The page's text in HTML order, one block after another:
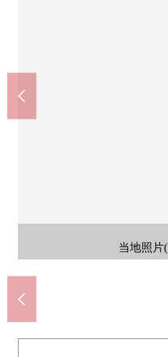
当地照片
当地照片
当地照片
当地照片
含有
前面道路
含有
前面道路
外
是在图纸的基础上画图片，
当地照片
含有
前面道路
当地照片
当地照片
含有
前面道路
含有
前面道路
Mybasket
步
全家便利店
步
7-Eleven横
步
松本清菊
步
横滨市立
步
横滨市立
步
横滨市立
步
5星会菊名
步